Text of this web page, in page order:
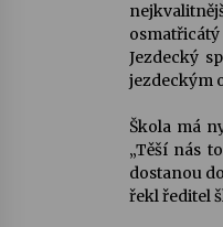
Jezdecký
jezdeckým
Škola má
„Těší nás
dostanou
řekl ředitel